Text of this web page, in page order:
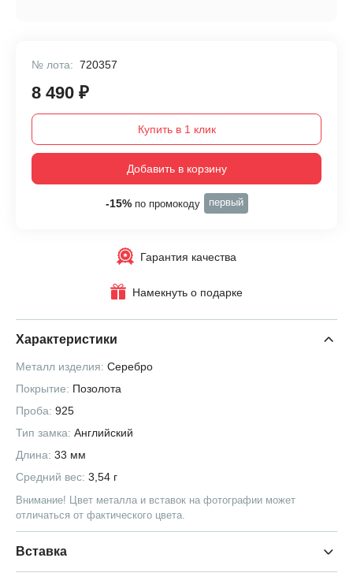
№ лота: 720357
8 490 ₽
Купить в 1 клик
Добавить в корзину
-15%по промокоду первый
Гарантия качества
Намекнуть о подарке
Характеристики
Металл изделия: Серебро
Покрытие: Позолота
Проба: 925
Тип замка: Английский
Длина: 33 мм
Средний вес: 3,54 г
Внимание! Цвет металла и вставок на фотографии может
отличаться от фактического цвета.
Вставка